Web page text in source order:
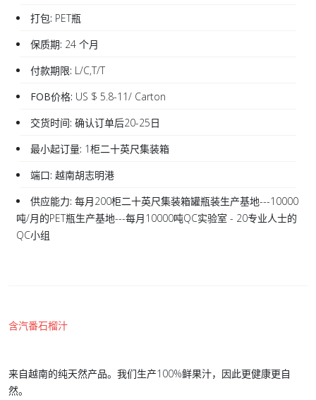
打包: PET瓶
保质期: 24 个月
付款期限: L/C,T/T
FOB价格: US $ 5.8-11/ Carton
交货时间: 确认订单后20-25日
最小起订量: 1柜二十英尺集装箱
端口: 越南胡志明港
供应能力: 每月200柜二十英尺集装箱罐瓶装生产基地---10000
吨/月的PET瓶生产基地---每月10000吨QC实验室 - 20专业人士的
QC小组
含汽番石榴汁
来自越南的纯天然产品。我们生产100%鲜果汁，因此更健康更自
然。